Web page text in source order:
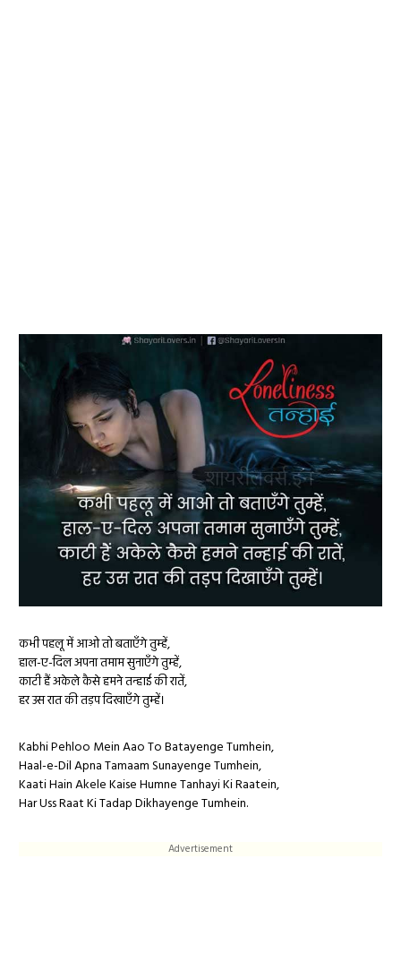
कभी पहलू में आओ तो बताएँगे तुम्हें,
हाल-ए-दिल अपना तमाम सुनाएँगे तुम्हें,
काटी हैं अकेले कैसे हमने तन्हाई की रातें,
हर उस रात की तड़प दिखाएँगे तुम्हें।
Kabhi Pehloo Mein Aao To Batayenge Tumhein,
Haal-e-Dil Apna Tamaam Sunayenge Tumhein,
Kaati Hain Akele Kaise Humne Tanhayi Ki Raatein,
Har Uss Raat Ki Tadap Dikhayenge Tumhein.
Advertisement